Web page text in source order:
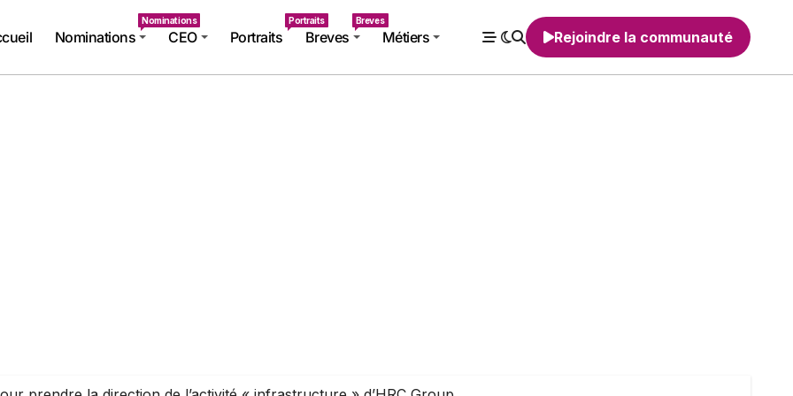
Nominations
Nominations
CEO Portraits
Portraits
Breves
Breves
Métiers Rejoindre la communauté